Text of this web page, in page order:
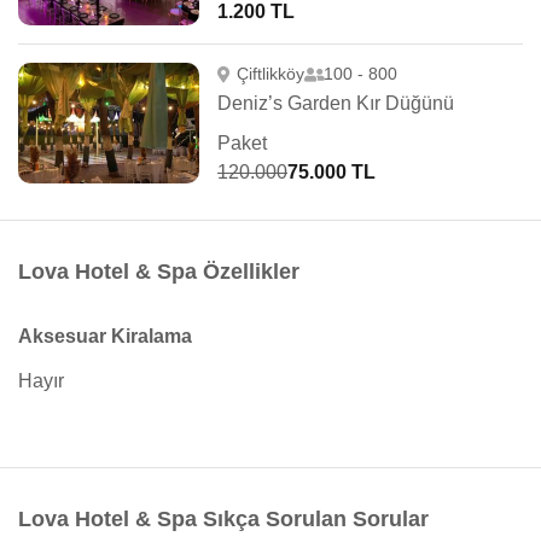
1.200 TL
Çiftlikköy 100 - 800
Deniz’s Garden Kır Düğünü
Paket
120.00075.000 TL
Lova Hotel & Spa Özellikler
Aksesuar Kiralama
Hayır
Lova Hotel & Spa Sıkça Sorulan Sorular